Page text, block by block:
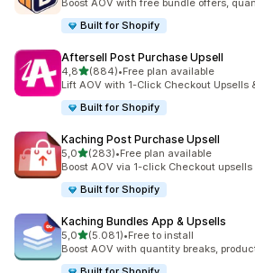
Boost AOV with free bundle offers,
Built for Shopify
Aftersell Post Purchase Upsell
4,8de 5 estrelas
(884)
884 total de avaliações
•Free plan available
Lift AOV with 1-Click Checkout Upsells
Built for Shopify
Kaching Post Purchase Upsell
5,0de 5 estrelas
(283)
283 total de avaliações
•Free plan available
Boost AOV via 1-click Checkout
Built for Shopify
Kaching Bundles App & Upsells
5,0de 5 estrelas
(5.081)
5081 total de avaliações
•Free to install
Boost AOV with quantity breaks,